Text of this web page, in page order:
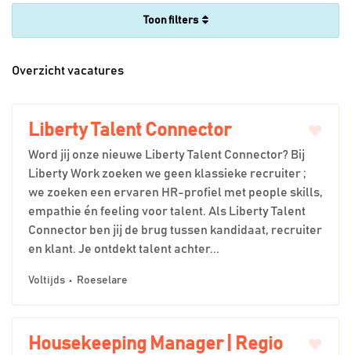
filters
Overzicht vacatures
Liberty Talent Connector
Word jij onze nieuwe Liberty Talent Connector? Bij
Liberty Work zoeken we geen klassieke recruiter ;
we zoeken een ervaren HR-profiel met people skills,
empathie én feeling voor talent. Als Liberty Talent
Connector ben jij de brug tussen kandidaat, recruiter
en klant. Je ontdekt talent achter...
Voltijds Roeselare
Housekeeping Manager | Regio